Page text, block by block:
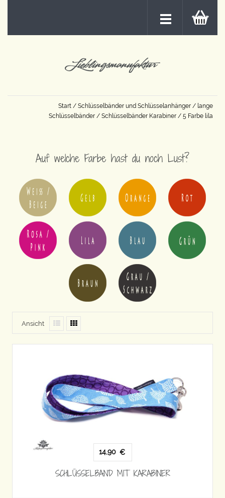
Start / Schlüsselbänder und Schlüsselanhänger / lange
Schlüsselbänder / Schlüsselbänder Karabiner / 5 Farbe lila
Auf welche Farbe hast du noch Lust?
Ansicht
14,90 €
SCHLÜSSELBAND MIT KARABINER